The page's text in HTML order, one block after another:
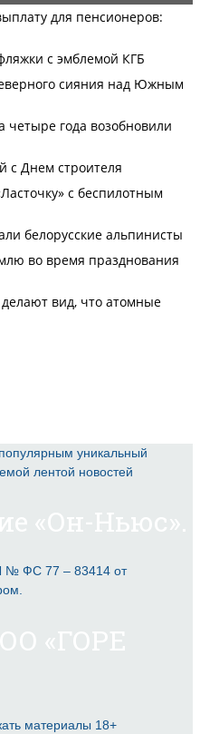
уникальный
лентой новостей
№ ФС 77 – 83414 от
материалы 18+